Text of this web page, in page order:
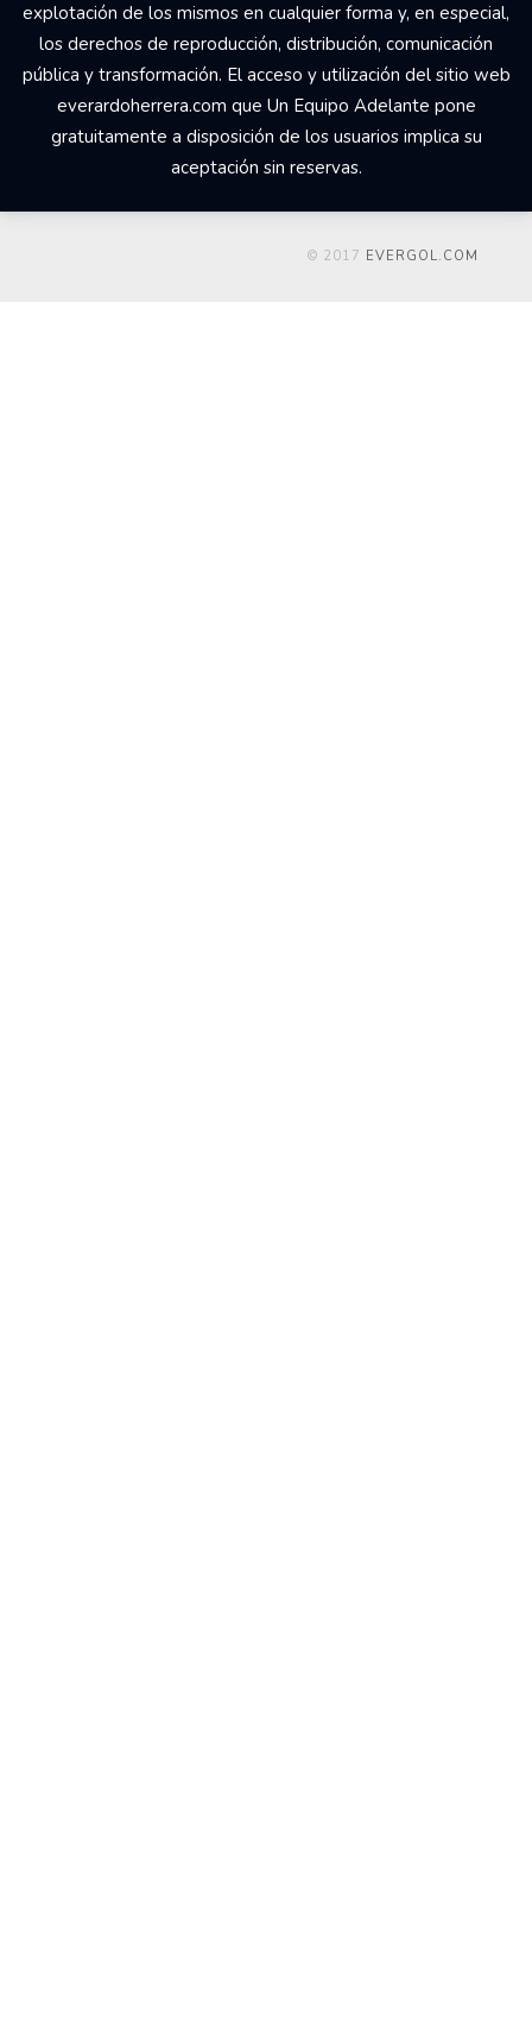
explotación de los mismos en cualquier forma y, en especial,
los derechos de reproducción, distribución, comunicación
pública y transformación. El acceso y utilización del sitio web
everardoherrera.com que Un Equipo Adelante pone
gratuitamente a disposición de los usuarios implica su
aceptación sin reservas.
© 2017 EVERGOL.COM